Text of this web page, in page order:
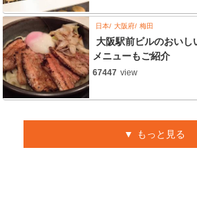
日本 大阪府 梅田
大阪駅前ビルのおい
メニューもご紹介
67447 view
もっと見る